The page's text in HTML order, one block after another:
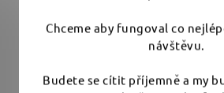
Chceme aby fungoval co
návštěvu.
Budete se cítit příjemně a my